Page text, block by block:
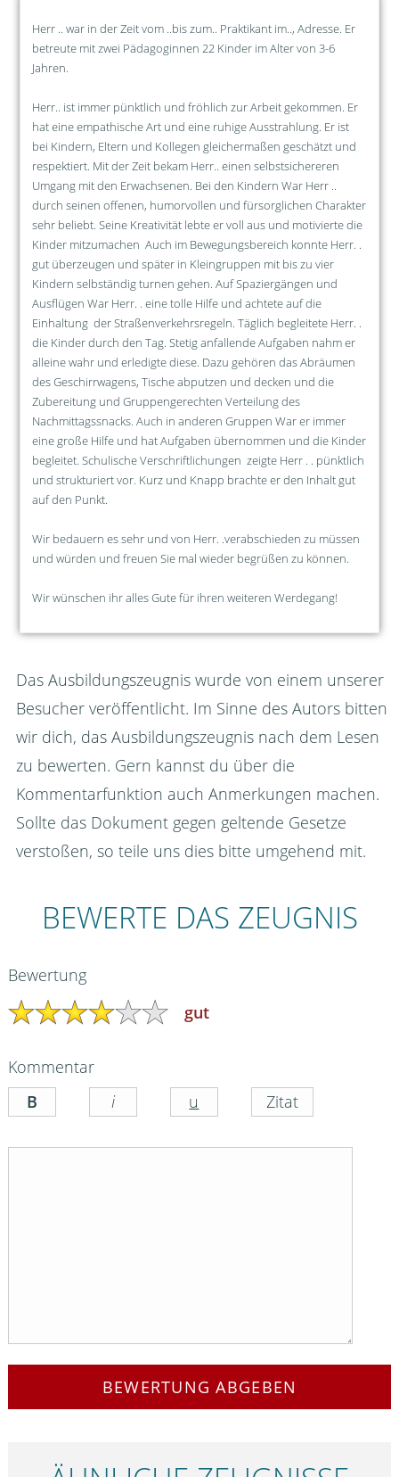
Herr .. war in der Zeit vom ..bis zum.. Praktikant im.., Adresse. Er
betreute mit zwei Pädagoginnen 22 Kinder im Alter von 3-6
Jahren.
Herr.. ist immer pünktlich und fröhlich zur Arbeit gekommen. Er
hat eine empathische Art und eine ruhige Ausstrahlung. Er ist
bei Kindern, Eltern und Kollegen gleichermaßen geschätzt und
respektiert. Mit der Zeit bekam Herr.. einen selbstsichereren
Umgang mit den Erwachsenen. Bei den Kindern War Herr ..
durch seinen offenen, humorvollen und fürsorglichen Charakter
sehr beliebt. Seine Kreativität lebte er voll aus und motivierte die
Kinder mitzumachen Auch im Bewegungsbereich konnte Herr. .
gut überzeugen und später in Kleingruppen mit bis zu vier
Kindern selbständig turnen gehen. Auf Spaziergängen und
Ausflügen War Herr. . eine tolle Hilfe und achtete auf die
Einhaltung der Straßenverkehrsregeln. Täglich begleitete Herr. .
die Kinder durch den Tag. Stetig anfallende Aufgaben nahm er
alleine wahr und erledigte diese. Dazu gehören das Abräumen
des Geschirrwagens, Tische abputzen und decken und die
Zubereitung und Gruppengerechten Verteilung des
Nachmittagssnacks. Auch in anderen Gruppen War er immer
eine große Hilfe und hat Aufgaben übernommen und die Kinder
begleitet. Schulische Verschriftlichungen zeigte Herr . . pünktlich
und strukturiert vor. Kurz und Knapp brachte er den Inhalt gut
auf den Punkt.
Wir bedauern es sehr und von Herr. .verabschieden zu müssen
und würden und freuen Sie mal wieder begrüßen zu können.
Wir wünschen ihr alles Gute für ihren weiteren Werdegang!
Das Ausbildungszeugnis wurde von einem unserer
Besucher veröffentlicht. Im Sinne des Autors bitten
wir dich, das Ausbildungszeugnis nach dem Lesen
zu bewerten. Gern kannst du über die
Kommentarfunktion auch Anmerkungen machen.
Sollte das Dokument gegen geltende Gesetze
verstoßen, so teile uns dies bitte umgehend mit.
BEWERTE DAS ZEUGNIS
Bewertung
gut
Kommentar
BEWERTUNG ABGEBEN